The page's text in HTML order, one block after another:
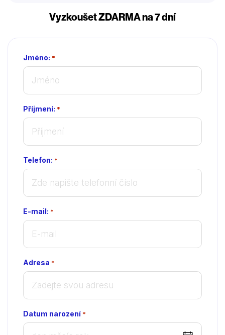
Vyzkoušet ZDARMA na 7 dní
Jméno: *
Příjmení: *
Telefon: *
E-mail: *
Adresa *
Datum narození *